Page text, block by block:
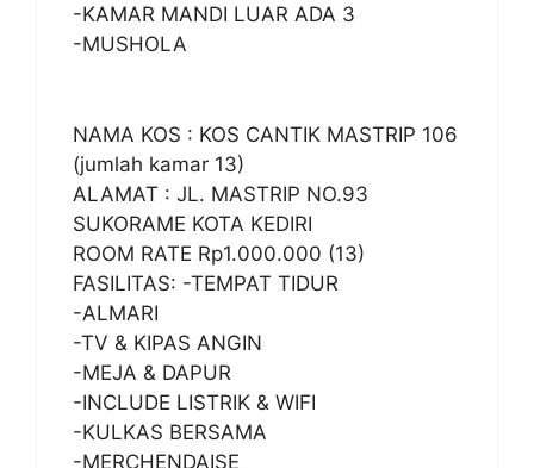
-KAMAR MANDI LUAR ADA 3
-MUSHOLA
NAMA KOS : KOS CANTIK MASTRIP 106
(jumlah kamar 13)
ALAMAT : JL. MASTRIP NO.93
SUKORAME KOTA KEDIRI
ROOM RATE Rp1.000.000 (13)
FASILITAS: -TEMPAT TIDUR
-ALMARI
-TV & KIPAS ANGIN
-MEJA & DAPUR
-INCLUDE LISTRIK & WIFI
-KULKAS BERSAMA
-MERCHENDAISE